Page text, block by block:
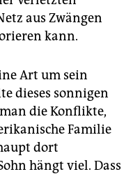
aus Zwängen
kann.
Art um sein
dieses sonnigen
die Konflikte,
Familie
dort
hängt viel. Dass